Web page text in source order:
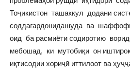
Тоҷикистон ташаккул додани
соддагардонидашуда ва шаффофи
оид ба расмиёти содиротию
мебошад, ки мутобиқи он
иқтисодии хориҷӣ иттилоот ва